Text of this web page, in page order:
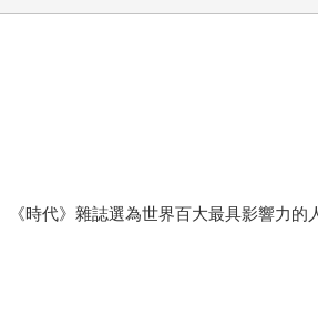
《時代》雜誌選為世界百大最具影響